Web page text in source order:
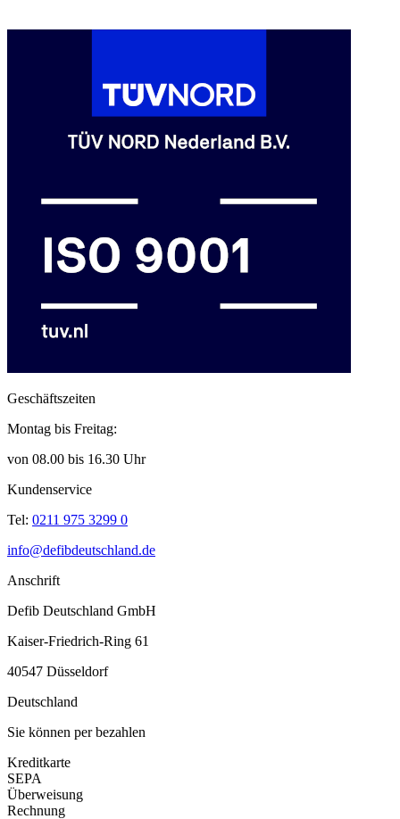
Geschäftszeiten
Montag bis Freitag:
von 08.00 bis 16.30 Uhr
Kundenservice
Tel: 0211 975 3299 0
info@defibdeutschland.de
Anschrift
Defib Deutschland GmbH
Kaiser-Friedrich-Ring 61
40547 Düsseldorf
Deutschland
Sie können per bezahlen
Kreditkarte
SEPA
Überweisung
Rechnung